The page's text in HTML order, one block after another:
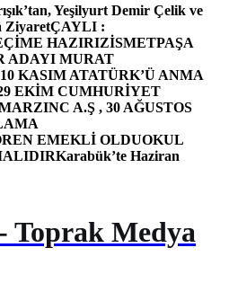
Yeşilyurt Demir Çelik ve
ZiyaretÇAYLI :
HAZIRIZİSMETPAŞA
ADAYI MURAT
KASIM ATATÜRK’Ü ANMA
EKİM CUMHURİYET
A.Ş , 30 AĞUSTOS
EMEKLİ OLDUOKUL
Karabük’te Haziran
Toprak Medya